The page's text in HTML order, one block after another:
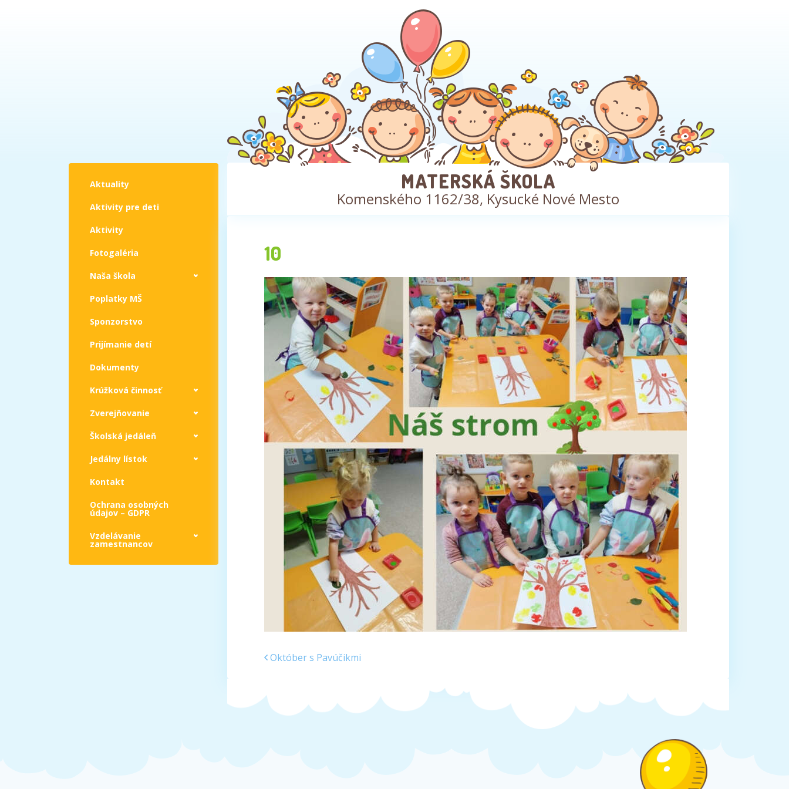
Aktuality
Aktivity pre deti
Aktivity
Fotogaléria
Naša škola
Poplatky MŠ
Sponzorstvo
Prijímanie detí
Dokumenty
Krúžková činnosť
Zverejňovanie
Školská jedáleň
Jedálny lístok
Kontakt
Ochrana osobných
údajov – GDPR
Vzdelávanie
zamestnancov
MATERSKÁ ŠKOLA
Komenského 1162/38, Kysucké Nové Mesto
10
Október s Pavúčikmi